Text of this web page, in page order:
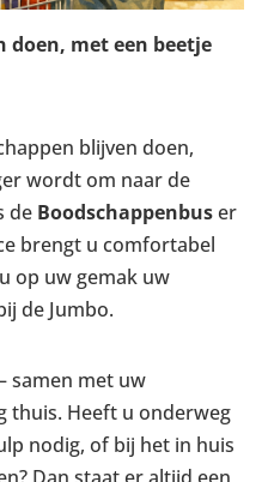
doen, met een beetje
blijven doen,
wordt om naar de
de Boodschappenbuser
brengt u comfortabel
op uw gemak uw
de Jumbo.
samen met uw
thuis. Heeft u onderweg
nodig, of bij het in huis